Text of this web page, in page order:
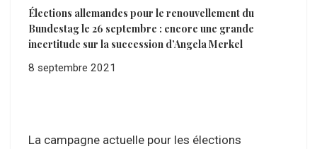
Élections allemandes pour le renouvellement du
Bundestag le 26 septembre : encore une grande
incertitude sur la succession d’Angela Merkel
8 septembre 2021
La campagne actuelle pour les élections